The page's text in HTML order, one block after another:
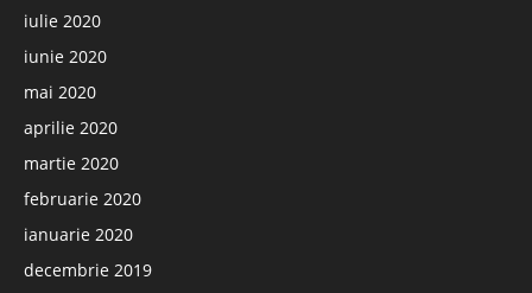
iulie 2020
iunie 2020
mai 2020
aprilie 2020
martie 2020
februarie 2020
ianuarie 2020
decembrie 2019